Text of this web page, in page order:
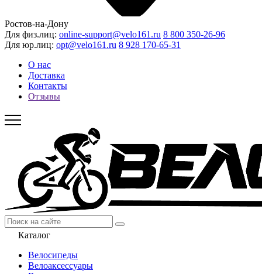
Ростов-на-Дону
Для физ.лиц: online-support@velo161.ru 8 800 350-26-96
Для юр.лиц: opt@velo161.ru 8 928 170-65-31
О нас
Доставка
Контакты
Отзывы
Каталог
Велосипеды
Велоаксессуары